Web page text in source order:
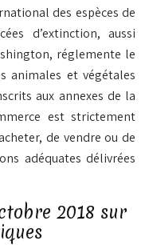
des espèces de
d’extinction, aussi
réglemente le
animales et végétales
aux annexes de la
est strictement
de vendre ou de
adéquates délivrées
2018 sur